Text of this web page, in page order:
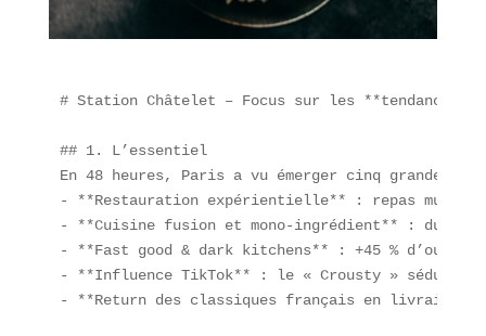
# Station Châtelet – Focus sur les **tendances
## 1. L’essentiel
En 48 heures, Paris a vu émerger cinq grandes
- **Restauration expérientielle** : repas
- **Cuisine fusion et mono-ingrédient** : du
- **Fast good & dark kitchens** : +45 %
- **Influence TikTok** : le « Crousty » séduit
- **Return des classiques français en